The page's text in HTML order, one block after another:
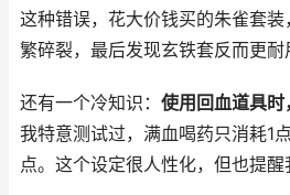
这种错误，花大价钱买的朱雀套
繁碎裂，最后发现玄铁套反而更耐
还有一个冷知识： 使用回血道具
我特意测试过，满血喝药只消耗1
点。这个设定很人性化，但也提醒